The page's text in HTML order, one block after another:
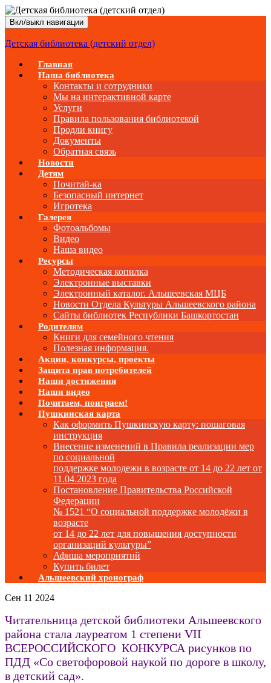
Вкл/выкл навигации
Детская библиотека (детский отдел)
Главная
Наша библиотека
Контакты и сотрудники
Мы на интерактивной карте
Услуги
Правила пользования библиотекой
Продли книгу
Документы
Обратная связь
Новости
Детям
Почитай-ка
Безопасный интернет
Игротека
Галерея
Фотоальбомы
Видео
Наша видео
Ресурсы
Методическая копилка
Электронные выставки
Электронный каталог. Альшеевская МЦБ
Новости Отдела Культуры Альшеевского района
Сайты библиотек Республики Башкортостан
Родителям
Книги для семейного чтения
Полезная информация.
Акции, конкурсы, проекты
Защита прав потребителей
Наши достижения
Наши видео
Почитаем, поиграем!
Пушкинская карта
Как оформить Пушкинскую карту: пошаговая
инструкция
Внесение изменений в Правила реализации мер
по социальной
поддержке молодежи в возрасте от 14 до 22 лет от
11.04.2023 года
Постановление Правительства Российской
Федерации
№ 1521 “О социальной поддержке молодёжи в
возрасте
от 14 до 22 лет для повышения доступности
организаций культуры”
Афиша мероприятий
Купить билет
Альшеевский хронограф
Сен 11 2024
Читательница детской библиотеки Альшеевского
района стала лауреатом 1 степени VII
ВСЕРОССИЙСКОГО КОНКУРСА рисунков по
ПДД «Со светофоровой наукой по дороге в школу,
в детский сад».